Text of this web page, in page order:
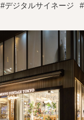
#デジタルサイネージ